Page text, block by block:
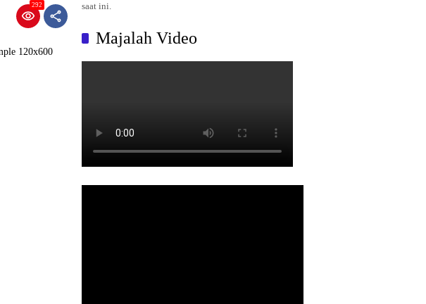
292
saat ini.
Majalah Video